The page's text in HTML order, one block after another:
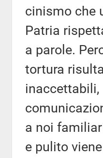
cinismo che
Patria
a parole.
tortura
a noi
e pulito